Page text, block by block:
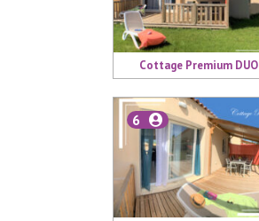
Cottage Premium DUO
6